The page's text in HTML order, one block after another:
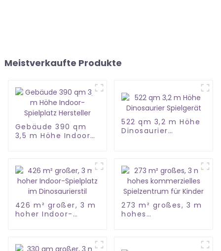
Meistverkaufte Produkte
Gebäude 390 qm
3,5 m Höhe Indoor-
522 qm 3,2 m Höhe
Dinosaurier
426 m² großer, 3 m
hoher Indoor-
273 m² großes, 3 m
hohes